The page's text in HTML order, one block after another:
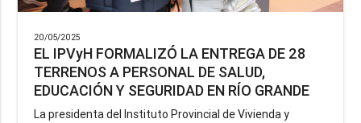
20/05/2025
EL IPVyH FORMALIZÓ LA ENTREGA DE 28
TERRENOS A PERSONAL DE SALUD,
EDUCACIÓN Y SEGURIDAD EN RÍO GRANDE
La presidenta del Instituto Provincial de Vivienda y